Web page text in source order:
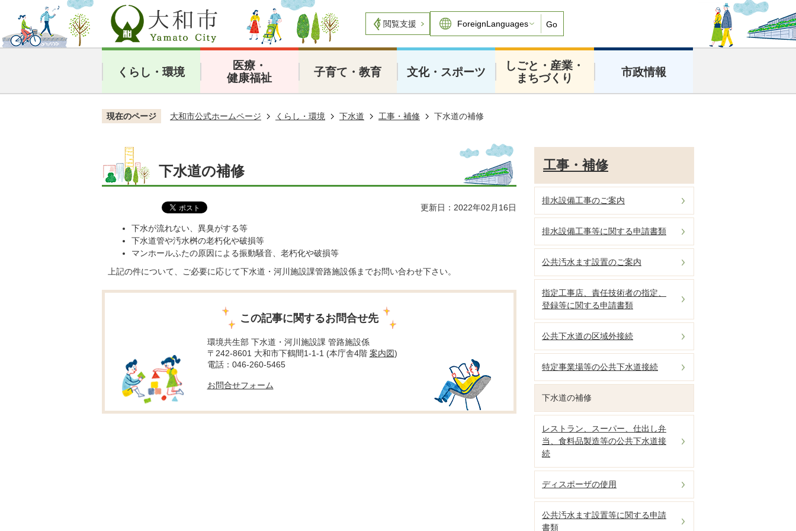
閲覧支援 Go
くらし・環境
医療・
健康福祉
子育て・教育 文化・スポーツ
しごと・産業・
まちづくり
市政情報
現在のページ 大和市公式ホームページ くらし・環境 下水道 工事・補修 下水道の補修
下水道の補修
更新日：2022年02月16日
下水が流れない、異臭がする等
下水道管や汚水桝の老朽化や破損等
マンホールふたの原因による振動騒音、老朽化や破損等
上記の件について、ご必要に応じて下水道・河川施設課管路施設係までお問い合わせ下さい。
この記事に関するお問合せ先
環境共生部 下水道・河川施設課 管路施設係
〒242-8601 大和市下鶴間1-1-1 (本庁舎4階 案内図)
電話：046-260-5465
お問合せフォーム
工事・補修
排水設備工事のご案内
排水設備工事等に関する申請書類
公共汚水ます設置のご案内
指定工事店、責任技術者の指定、
登録等に関する申請書類
公共下水道の区域外接続
特定事業場等の公共下水道接続
下水道の補修
レストラン、スーパー、仕出し弁
当、食料品製造等の公共下水道接
続
ディスポーザの使用
公共汚水ます設置等に関する申請
書類